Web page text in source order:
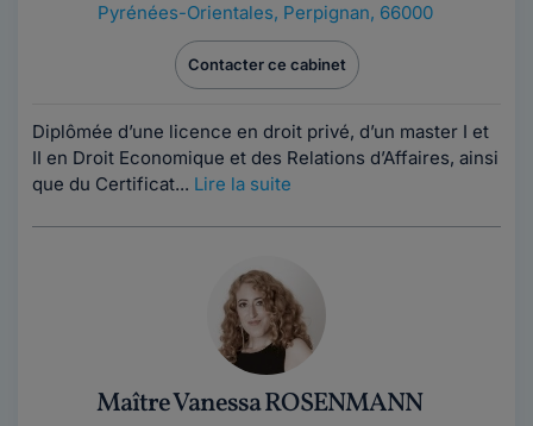
Pyrénées-Orientales, Perpignan, 66000
Contacter ce cabinet
Diplômée d’une licence en droit privé, d’un master I et
II en Droit Economique et des Relations d’Affaires, ainsi
que du Certificat... Lire la suite
Maître Vanessa ROSENMANN